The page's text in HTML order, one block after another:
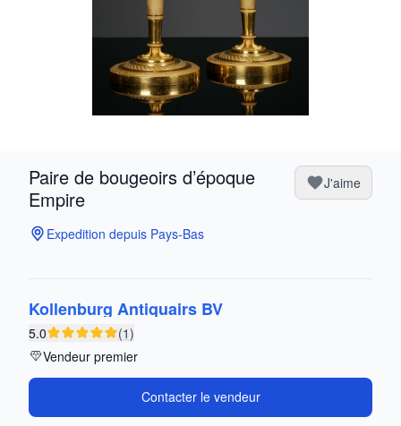
Paire de bougeoirs d’époque
Empire
J'aime
Expedition depuis Pays-Bas
Kollenburg Antiquairs BV
5.0
(1)
Vendeur premier
Contacter le vendeur